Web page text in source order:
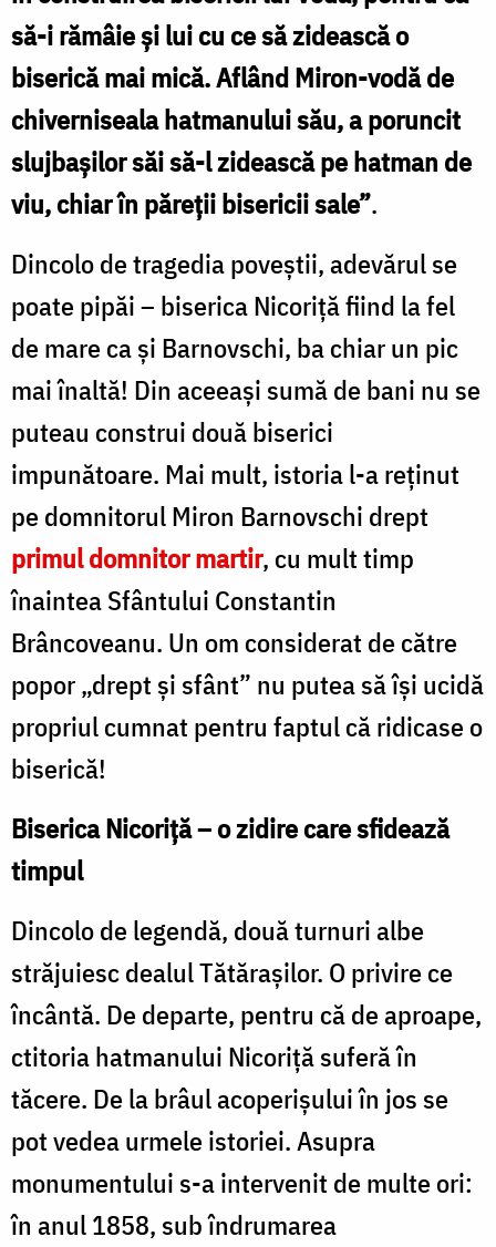
să-i rămâie şi lui cu ce să zidească o
biserică mai mică. Aflând Miron-vodă de
chiverniseala hatmanului său, a poruncit
slujbaşilor săi să-l zidească pe hatman de
viu, chiar în păreţii bisericii sale”.
Dincolo de tragedia poveştii, adevărul se
poate pipăi – biserica Nicoriţă fiind la fel
de mare ca şi Barnovschi, ba chiar un pic
mai înaltă! Din aceeaşi sumă de bani nu se
puteau construi două biserici
impunătoare. Mai mult, istoria l-a reţinut
pe domnitorul Miron Barnovschi drept
primul domnitor martir, cu mult timp
înaintea Sfântului Constantin
Brâncoveanu. Un om considerat de către
popor „drept şi sfânt” nu putea să își ucidă
propriul cumnat pentru faptul că ridicase o
biserică!
Biserica Nicoriţă – o zidire care sfidează
timpul
Dincolo de legendă, două turnuri albe
străjuiesc dealul Tătăraşilor. O privire ce
încântă. De departe, pentru că de aproape,
ctitoria hatmanului Nicoriţă suferă în
tăcere. De la brâul acoperişului în jos se
pot vedea urmele istoriei. Asupra
monumentului s-a intervenit de multe ori:
în anul 1858, sub îndrumarea